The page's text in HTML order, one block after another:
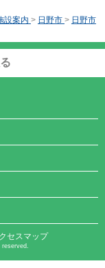
設案内 > 日野市 > 日野市
セスマップ